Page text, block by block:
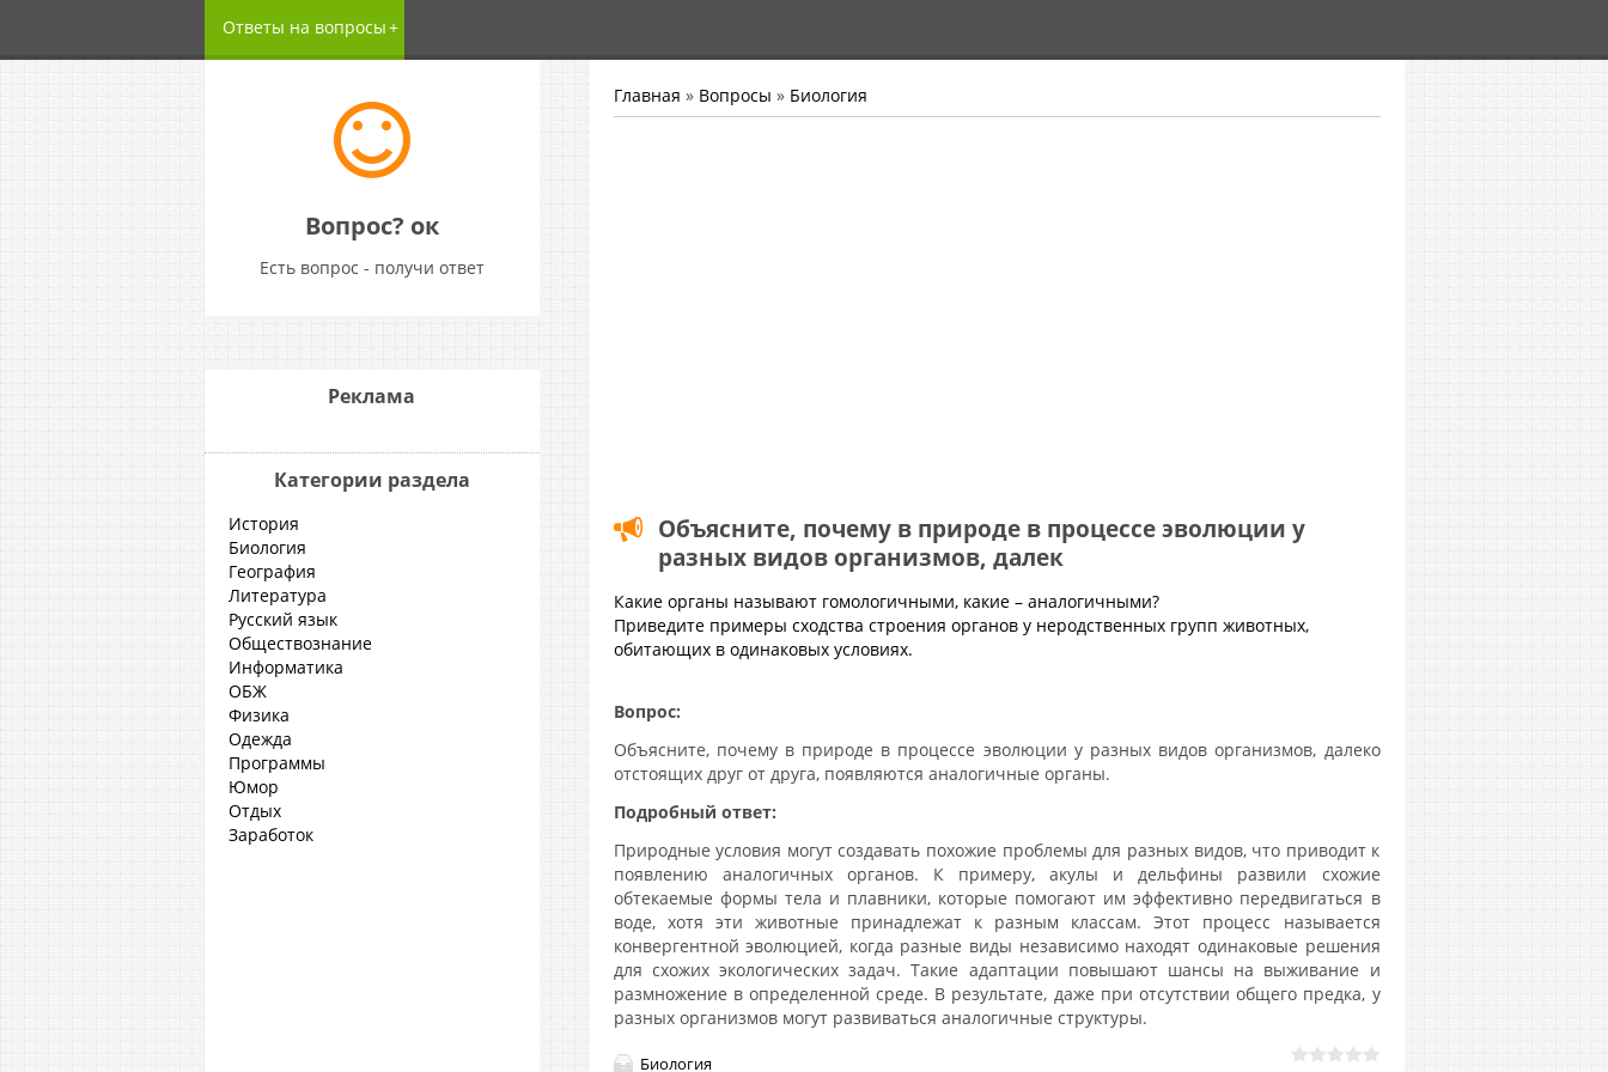
Ответы на вопросы
Вопрос? ок
Есть вопрос - получи ответ
Главная » Вопросы » Биология
Объясните, почему в природе в процессе эволюции у
разных видов организмов, далек
Какие органы называют гомологичными, какие – аналогичными?
Приведите примеры сходства строения органов у неродственных групп животных,
обитающих в одинаковых условиях.
Вопрос:
Объясните, почему в природе в процессе эволюции у разных видов организмов, далеко
отстоящих друг от друга, появляются аналогичные органы.
Подробный ответ:
Природные условия могут создавать похожие проблемы для разных видов, что приводит к
появлению аналогичных органов. К примеру, акулы и дельфины развили схожие
обтекаемые формы тела и плавники, которые помогают им эффективно передвигаться в
воде, хотя эти животные принадлежат к разным классам. Этот процесс называется
конвергентной эволюцией, когда разные виды независимо находят одинаковые решения
для схожих экологических задач. Такие адаптации повышают шансы на выживание и
размножение в определенной среде. В результате, даже при отсутствии общего предка, у
разных организмов могут развиваться аналогичные структуры.
Биология
Реклама
Категории раздела
История
Биология
География
Литература
Русский язык
Обществознание
Информатика
ОБЖ
Физика
Одежда
Программы
Юмор
Отдых
Заработок